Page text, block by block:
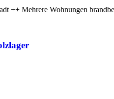
++ Mehrere Wohnungen